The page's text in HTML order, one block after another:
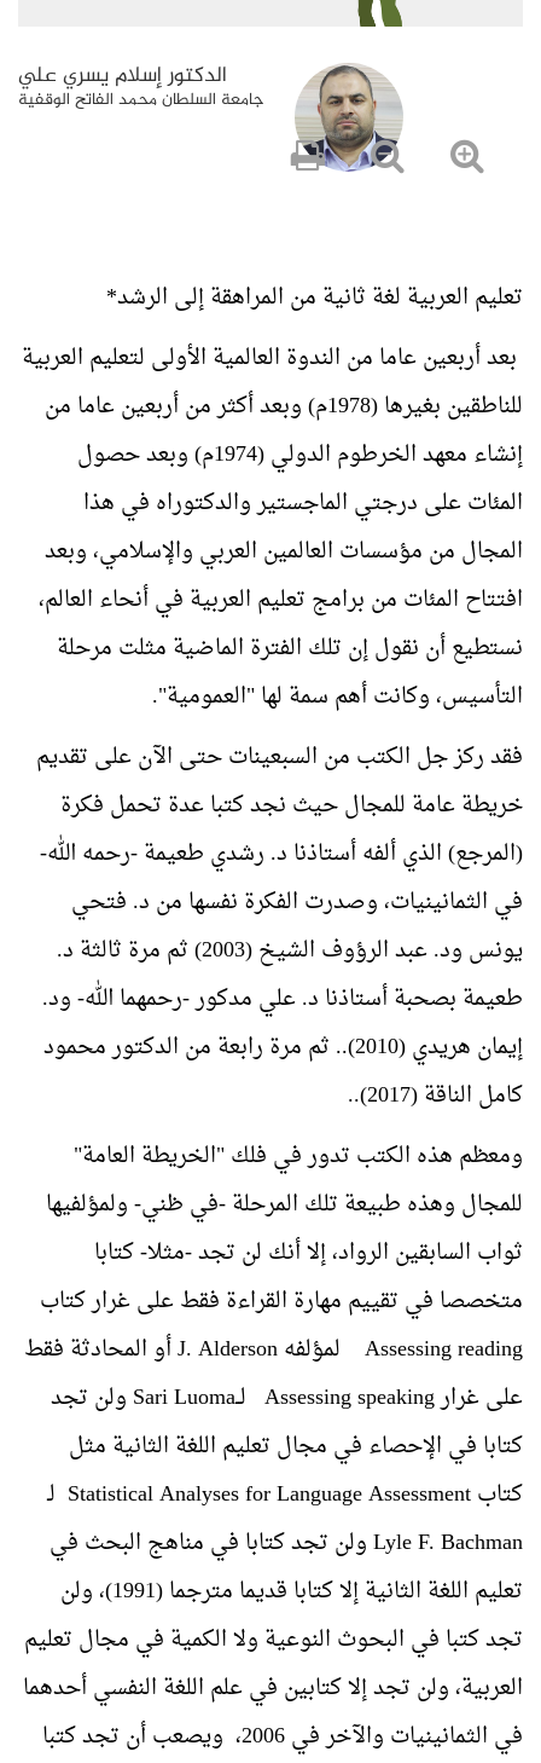
الدكتور إسلام يسري علي
جامعة السلطان محمد الفاتح الوقفية
تعليم العربية لغة ثانية من المراهقة إلى الرشد*
بعد أربعين عاما من الندوة العالمية الأولى لتعليم العربية
للناطقين بغيرها (1978م) وبعد أكثر من أربعين عاما من
إنشاء معهد الخرطوم الدولي (1974م) وبعد حصول
المئات على درجتي الماجستير والدكتوراه في هذا
المجال من مؤسسات العالمين العربي والإسلامي، وبعد
افتتاح المئات من برامج تعليم العربية في أنحاء العالم،
نستطيع أن نقول إن تلك الفترة الماضية مثلت مرحلة
التأسيس، وكانت أهم سمة لها "العمومية".
فقد ركز جل الكتب من السبعينات حتى الآن على تقديم
خريطة عامة للمجال حيث نجد كتبا عدة تحمل فكرة
(المرجع) الذي ألفه أستاذنا د. رشدي طعيمة -رحمه الله-
في الثمانينيات، وصدرت الفكرة نفسها من د. فتحي
يونس ود. عبد الرؤوف الشيخ (2003) ثم مرة ثالثة د.
طعيمة بصحبة أستاذنا د. علي مدكور -رحمهما الله- ود.
إيمان هريدي (2010).. ثم مرة رابعة من الدكتور محمود
كامل الناقة (2017)..
ومعظم هذه الكتب تدور في فلك "الخريطة العامة"
للمجال وهذه طبيعة تلك المرحلة -في ظني- ولمؤلفيها
ثواب السابقين الرواد، إلا أنك لن تجد -مثلا- كتابا
متخصصا في تقييم مهارة القراءة فقط على غرار كتاب
Assessing reading لمؤلفهJ. Aldersonأو المحادثة فقط
على غرارAssessing speaking لــSari Luoma ولن تجد
كتابا في الإحصاء في مجال تعليم اللغة الثانية مثل
كتابStatistical Analyses for Language Assessment لـ
Lyle F. Bachmanولن تجد كتابا في مناهج البحث في
تعليم اللغة الثانية إلا كتابا قديما مترجما (1991)، ولن
تجد كتبا في البحوث النوعية ولا الكمية في مجال تعليم
العربية، ولن تجد إلا كتابين في علم اللغة النفسي أحدهما
في الثمانينيات والآخر في 2006، ويصعب أن تجد كتبا